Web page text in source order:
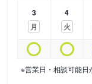
3
月
4
火
※営業日・相談可能日